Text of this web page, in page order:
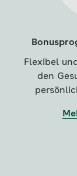
Flexibel
den